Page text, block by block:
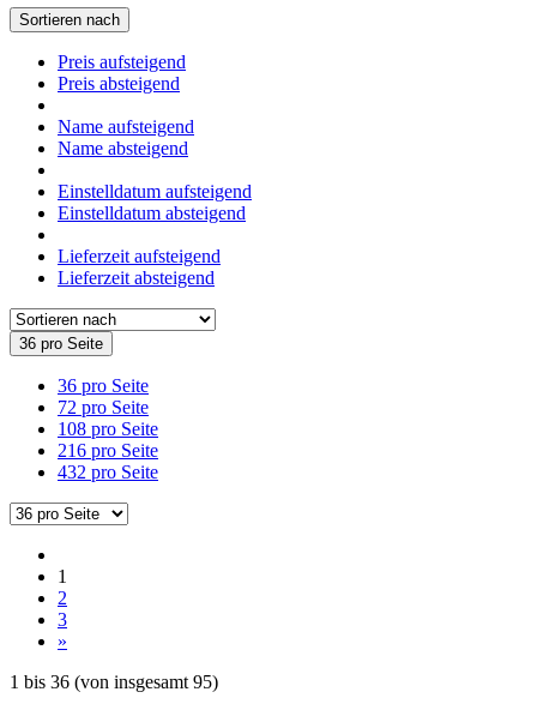
Sortieren nach
Preis aufsteigend
Preis absteigend
Name aufsteigend
Name absteigend
Einstelldatum aufsteigend
Einstelldatum absteigend
Lieferzeit aufsteigend
Lieferzeit absteigend
36 pro Seite
36 pro Seite
72 pro Seite
108 pro Seite
216 pro Seite
432 pro Seite
1
2
3
»
1 bis 36 (von insgesamt 95)